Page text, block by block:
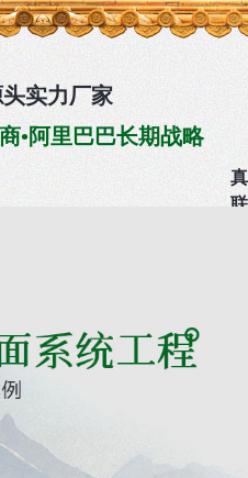
头实力厂家
•阿里巴巴长期战略